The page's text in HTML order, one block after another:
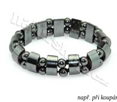
např. při